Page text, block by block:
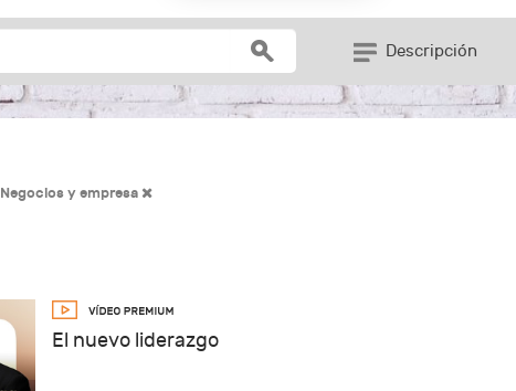
Descripción
Negocios y empresa
El nuevo liderazgo